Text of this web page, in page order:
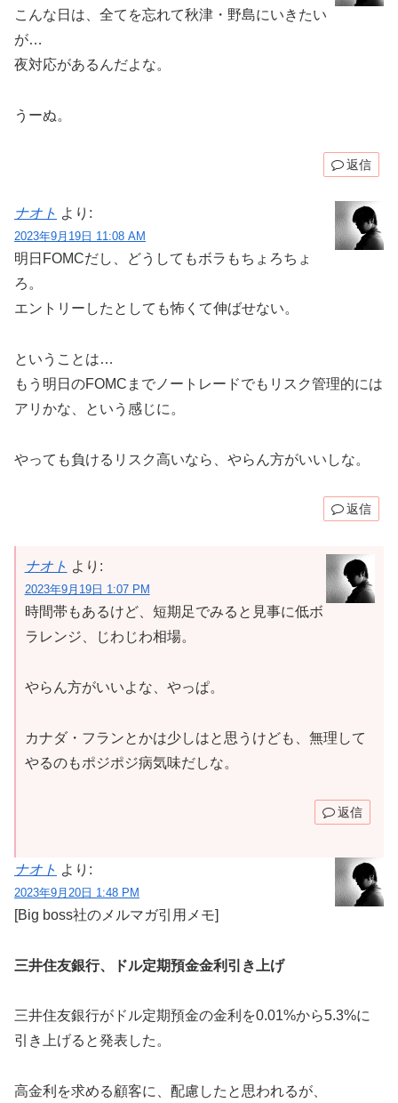
こんな日は、全てを忘れて秋津・野島にいきたい
が…
夜対応があるんだよな。
うーぬ。
返信
ナオト より:
2023年9月19日 11:08 AM
明日FOMCだし、どうしてもボラもちょろちょ
ろ。
エントリーしたとしても怖くて伸ばせない。
ということは…
もう明日のFOMCまでノートレードでもリスク管理的には
アリかな、という感じに。
やっても負けるリスク高いなら、やらん方がいいしな。
返信
ナオト より:
2023年9月19日 1:07 PM
時間帯もあるけど、短期足でみると見事に低ボ
ラレンジ、じわじわ相場。
やらん方がいいよな、やっぱ。
カナダ・フランとかは少しはと思うけども、無理して
やるのもポジポジ病気味だしな。
返信
ナオト より:
2023年9月20日 1:48 PM
[Big boss社のメルマガ引用メモ]
三井住友銀行、ドル定期預金金利引き上げ
三井住友銀行がドル定期預金の金利を0.01%から5.3%に
引き上げると発表した。
高金利を求める顧客に、配慮したと思われるが、